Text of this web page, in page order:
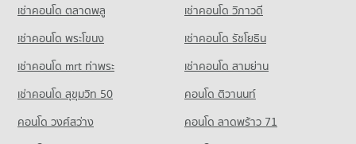
คอนโดให้เช่า รร.สตรีวรนาถบางเขน
มีคอนโดขาย 5,822 ประกาศ
คอนโด รร.จันทร์หุ่นบำเพ็ญ
314 โครงการ
มีคอนโดขาย 34 ประกาศ
คอนโด ลาดพร้าวตอนกลาง โชคชัย 4 ลาดพร้าว 71
นาคนิวาส
คอนโดให้เช่า ลาดพร้าวตอนกลาง โชคชัย 4 ลาดพร้าว 71 นาคนิวาส
มีคอนโดให้เช่า 2,021 ประกาศ
เช่าคอนโด ตลาดพลู
เช่าคอนโด วิภาวดี
เช่าคอนโด พระโขนง
เช่าคอนโด รัชโยธิน
เช่าคอนโด mrt ท่าพระ
เช่าคอนโด สามย่าน
เช่าคอนโด สุขุมวิท 50
คอนโด ติวานนท์
คอนโด วงศ์สว่าง
คอนโด ลาดพร้าว 71